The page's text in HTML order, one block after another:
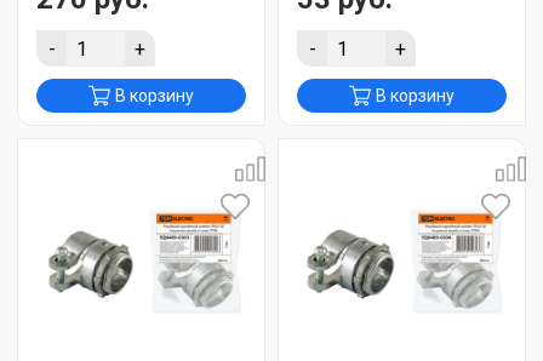
- +
В корзину
- +
В корзину